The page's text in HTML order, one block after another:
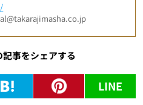
事をシェアする
LINE